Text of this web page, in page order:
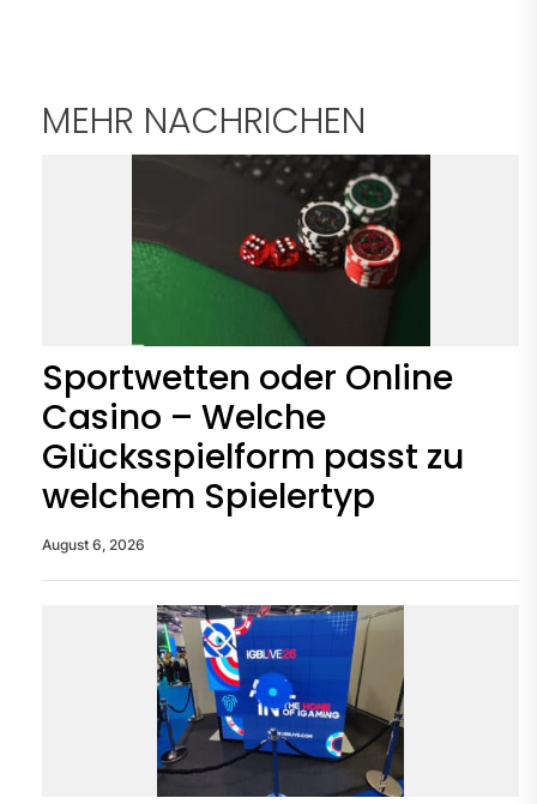
MEHR NACHRICHEN
Sportwetten oder Online
Casino – Welche
Glücksspielform passt zu
welchem Spielertyp
August 6, 2026